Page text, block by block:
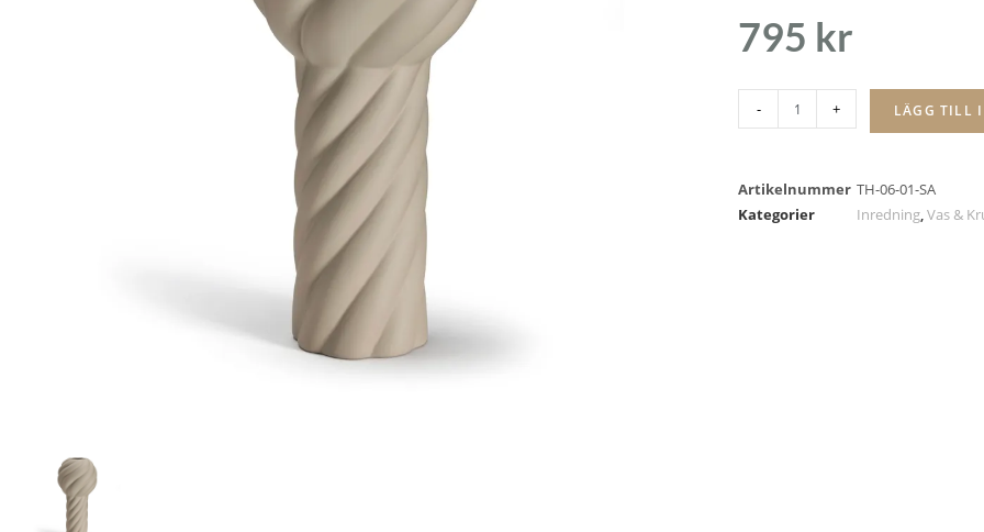
795 kr
- + LÄGG TILL I
Artikelnummer TH-06-01-SA
Kategorier
Inredning,Vas &